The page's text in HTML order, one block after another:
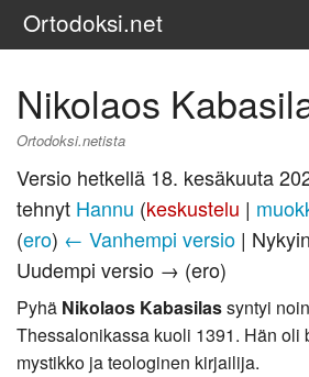
Ortodoksi.net
Nikolaos
Ortodoksi.netista
Versio hetkellä 18. kesäkuuta
tehnyt Hannu (keskustelu |
(ero) ← Vanhempi versio |
Uudempi versio → (ero)
Pyhä Nikolaos Kabasilassyntyi
Thessalonikassa kuoli 1391. Hän oli
mystikko ja teologinen kirjailija.